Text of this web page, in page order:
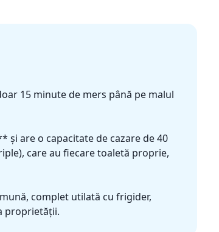
15 minute de mers până pe malul
și are o capacitate de cazare de 40
care au fiecare toaletă proprie,
complet utilată cu frigider,
proprietății.